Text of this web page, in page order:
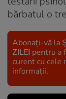
bărbatul o
Abonați-vă la
ZILEI pentru a
curent cu cele
informații.